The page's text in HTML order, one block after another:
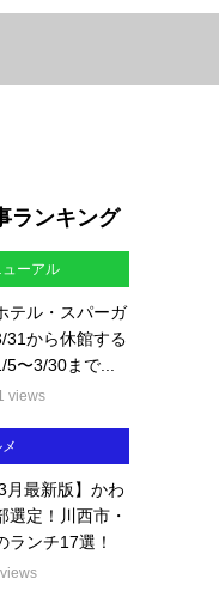
ランキング
ューアル
テル・スパーガ
31から休館する
〜3/30まで...
views
月最新版】かわ
選定！川西市・
ランチ17選！